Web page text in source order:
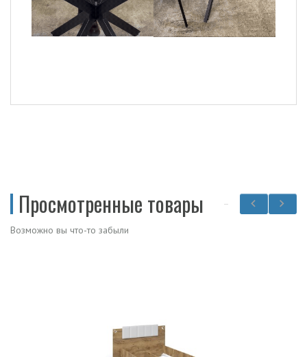
Просмотренные товары
Возможно вы что-то забыли